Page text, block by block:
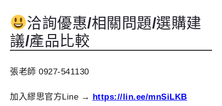
洽詢優惠/相關問題/選購建
議/產品比較
張老師 0927-541130
加入繆思官方Line → https://lin.ee/mnSiLKB